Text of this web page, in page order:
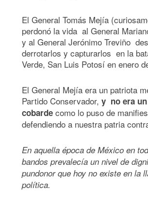
El General Tomás Mejía
perdonó la vida al General
y al General Jerónimo Treviño
derrotarlos y capturarlos en la
Verde, San Luis Potosí en enero
El General Mejía era un patriota
Partido Conservador, y no era
cobarde como lo puso de
defendiendo a nuestra patria
En aquella época de México en
bandos prevalecía un nivel de
pundonor que hoy no existe en la
política.